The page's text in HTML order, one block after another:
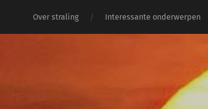
Over straling Interessante onderwerpen